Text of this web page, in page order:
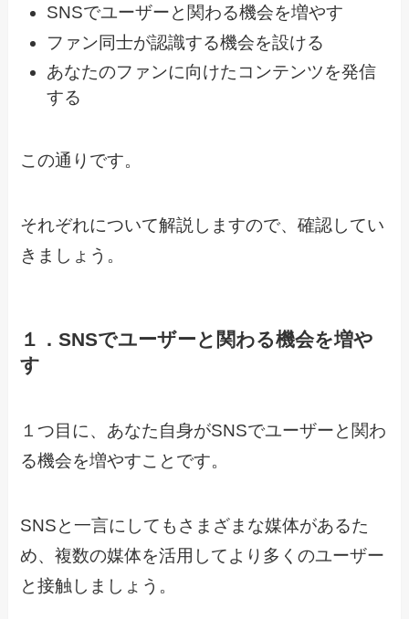
SNSでユーザーと関わる機会を増やす
ファン同士が認識する機会を設ける
あなたのファンに向けたコンテンツを発信
する
この通りです。
それぞれについて解説しますので、確認してい
きましょう。
１．SNSでユーザーと関わる機会を増や
す
１つ目に、あなた自身がSNSでユーザーと関わ
る機会を増やすことです。
SNSと一言にしてもさまざまな媒体があるた
め、複数の媒体を活用してより多くのユーザー
と接触しましょう。